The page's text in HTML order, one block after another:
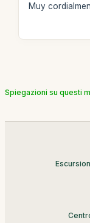
Muy
Spiegazioni su questi